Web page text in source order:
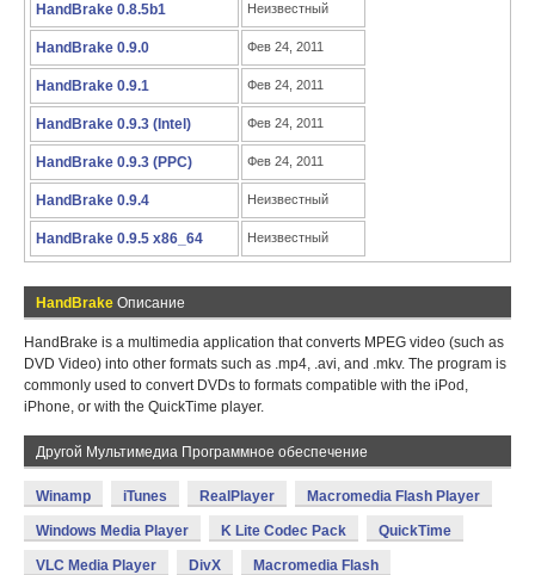
HandBrake 0.8.5b1 Неизвестный
HandBrake 0.9.0 Фев 24, 2011
HandBrake 0.9.1 Фев 24, 2011
HandBrake 0.9.3 (Intel) Фев 24, 2011
HandBrake 0.9.3 (PPC) Фев 24, 2011
HandBrake 0.9.4 Неизвестный
HandBrake 0.9.5 x86_64 Неизвестный
HandBrake Описание
HandBrake is a multimedia application that converts MPEG video (such as
DVD Video) into other formats such as .mp4, .avi, and .mkv. The program is
commonly used to convert DVDs to formats compatible with the iPod,
iPhone, or with the QuickTime player.
Другой Мультимедиа Программное обеспечение
Winamp iTunes RealPlayer Macromedia Flash Player
Windows Media Player K Lite Codec Pack QuickTime
VLC Media Player DivX Macromedia Flash